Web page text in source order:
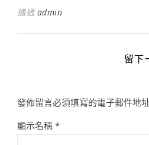
通過 admin
留下
發佈留言必須填寫的電子郵件地
顯示名稱 *